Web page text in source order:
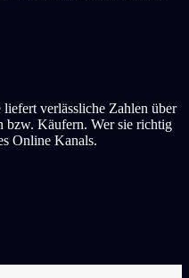
verlässliche Zahlen über
bzw. Käufern. Wer sie richtig
Online Kanals.